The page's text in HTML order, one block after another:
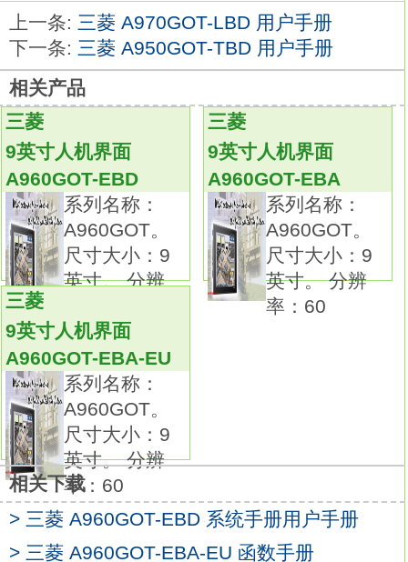
执行逻辑运算、顺序控制、定时、计数与算术
操作等面向用户的指令，
并通过数字或模拟式输入/输出控制各种类型的
机械或生产过程A960GOT-EBA用户手册。
当从编程器输入的程序存入到用户程序存储器
中，
然后CPU根据系统所赋予的功能（系统程序存
储器的解释编译程序），
把用户程序翻译成PLC内部所认可的用户编译
程序A960GOT-EBA
2插槽。
电源单位安装不可QnAS/用于AnS系列单位安
装。
PLC编程的推广应用在我国得到了迅猛的发
展，
它已经大量地应用在各种机械设备和生产过程
的电气控制装置中，
各行各业也涌现出了大批应用PLC改造设备的
成果A960GOT-EBA用户手册。
了解PLC的工作原理，具备设计、调试和维护
PLC控制系统的能力，
已经成为现代工业对电气技术人员和工科学生
的基本要求。
上一条: 三菱 A970GOT-LBD 用户手册
下一条: 三菱 A950GOT-TBD 用户手册
相关产品
三菱
9英寸人机界面
A960GOT-EBD
系列名称：
A960GOT。
尺寸大小：9
英寸。 分辨
三菱
9英寸人机界面
A960GOT-EBA
系列名称：
A960GOT。
尺寸大小：9
英寸。 分辨
率：60
三菱
9英寸人机界面
A960GOT-EBA-EU
系列名称：
A960GOT。
尺寸大小：9
英寸。 分辨
率：60
相关下载
> 三菱 A960GOT-EBD 系统手册用户手册
> 三菱 A960GOT-EBA-EU 函数手册